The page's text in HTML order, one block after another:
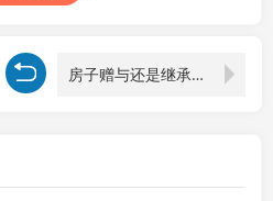
房子赠与还是继承？上海遗产继承律师为你剖析利弊